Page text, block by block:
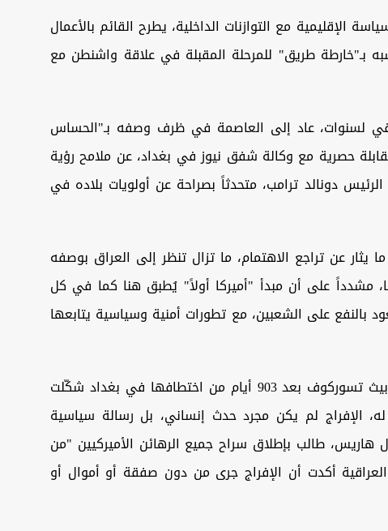
الإقليمية مع التوازنات الداخلية، يطرح القائم بالأعمال
بـ"خارطة طريق" للمرحلة المقبلة في علاقة واشنطن مع
لسنوات، عاد إلى العاصمة في ظرف وصفه بـ"الحساس
حصرية مع وكالة شفق نيوز في بغداد، عن ملامح رؤية
دونالد ترامب، متحدثاً بصراحة عن أولويات بلاده في
ما يثار عن تراجع الاهتمام، ما تزال تنظر إلى العراق بوصفه
مشدداً على أن مبدأ "أميركا أولاً" يُطبق هنا كما في كل
بالنفع على الشعبين، مع تطورات أمنية وسياسية يتابعها
قضية إطلاق سراح الباحثة إليزابيث تسوركوف بعد 903 أيام من اختطافها في بغداد شكّلت
الإفراج لم يكن مجرد حدث إنساني، بل رسالة سياسية
هاريس، طالب بإطلاق سراح جميع الرهائن الأميركيين "من
أكدت أن الإفراج جرى من دون صفقة أو أموال أو